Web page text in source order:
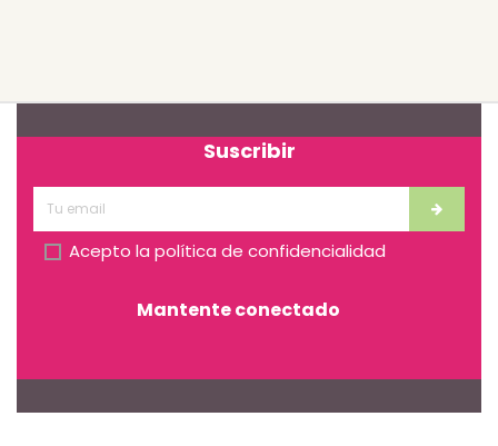
Suscribir
Acepto la política de confidencialidad
Mantente conectado